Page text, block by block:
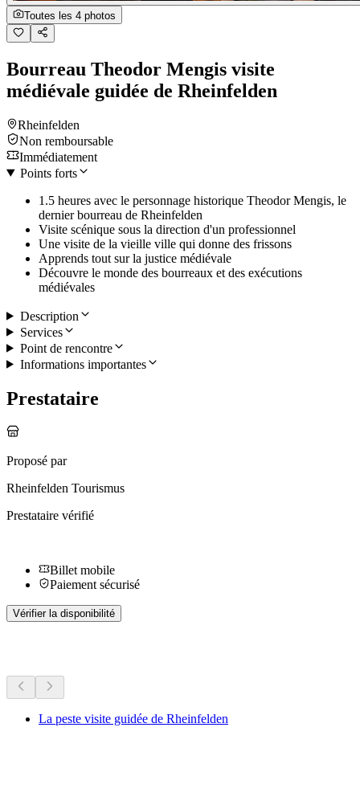
Toutes les 4 photos
Bourreau Theodor Mengis visite
médiévale guidée de Rheinfelden
Rheinfelden
Non remboursable
Immédiatement
Points forts
1.5 heures avec le personnage historique Theodor Mengis, le
dernier bourreau de Rheinfelden
Visite scénique sous la direction d'un professionnel
Une visite de la vieille ville qui donne des frissons
Apprends tout sur la justice médiévale
Découvre le monde des bourreaux et des exécutions
médiévales
Description
Services
Point de rencontre
Informations importantes
Prestataire
Proposé par
Rheinfelden Tourismus
Prestataire vérifié
Billet mobile
Paiement sécurisé
Vérifier la disponibilité
La peste visite guidée de Rheinfelden